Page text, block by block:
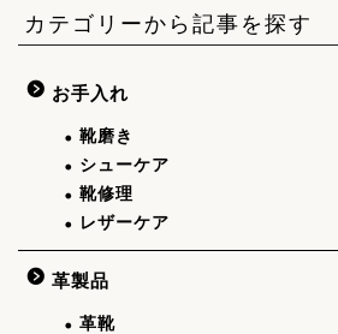
カテゴリーから記事を探す
お手入れ
靴磨き
シューケア
靴修理
レザーケア
革製品
革靴